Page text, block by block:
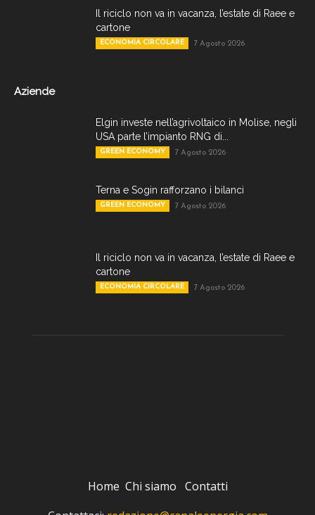
Il riciclo non va in vacanza, l’estate di Raee e
cartone
ECONOMIA CIRCOLARE 7 Agosto 2026
Aziende
Elgin investe nell’agrivoltaico in Molise, negli
USA parte l’impianto RNG di...
GREEN ECONOMY 7 Agosto 2026
Terna e Sogin rafforzano i bilanci
GREEN ECONOMY 7 Agosto 2026
Il riciclo non va in vacanza, l’estate di Raee e
cartone
ECONOMIA CIRCOLARE 7 Agosto 2026
Home Chi siamo Contatti